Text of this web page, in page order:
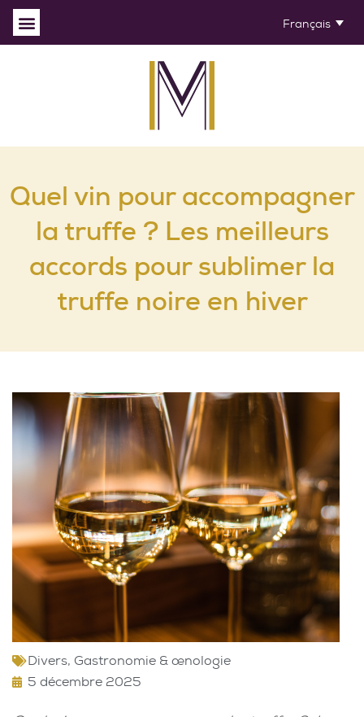
Français
Quel vin pour accompagner
la truffe ? Les meilleurs
accords pour sublimer la
truffe noire en hiver
Divers, Gastronomie & œnologie
5 décembre 2025